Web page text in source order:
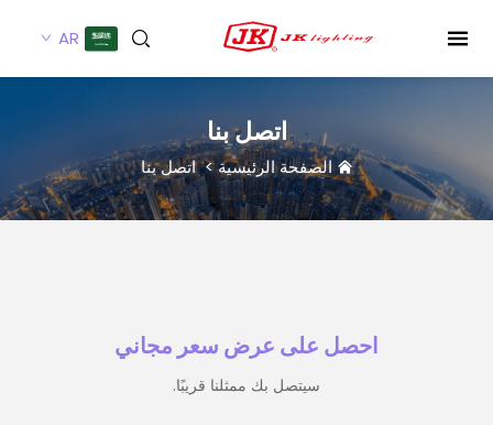
AR
اتصل بنا
الصفحة الرئيسية>اتصل بنا
احصل على عرض سعر مجاني
سيتصل بك ممثلنا قريبًا.